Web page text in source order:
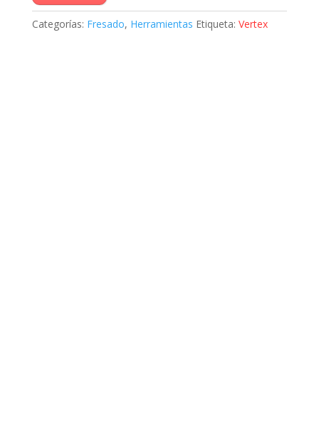
Categorías: Fresado, Herramientas Etiqueta: Vertex